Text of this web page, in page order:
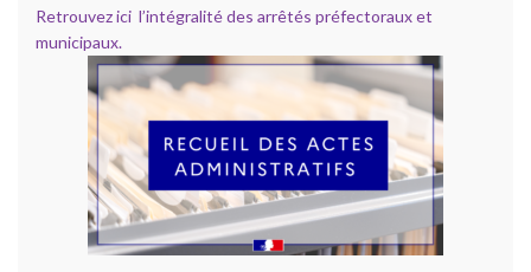
Retrouvez ici l’intégralité des arrêtés préfectoraux et
municipaux.